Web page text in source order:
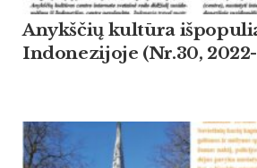
Anykščių kultūra
Indonezijoje (Nr.30,